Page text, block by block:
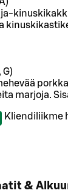
G)
marjoja.
Kliendiliikme
&